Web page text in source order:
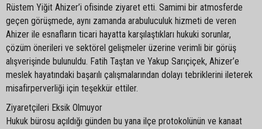
Rüstem Yiğit Ahizer’i ofisinde ziyaret etti. Samimi bir atmosferde
geçen görüşmede, aynı zamanda arabuluculuk hizmeti de veren
Ahizer ile esnafların ticari hayatta karşılaştıkları hukuki sorunlar,
çözüm önerileri ve sektörel gelişmeler üzerine verimli bir görüş
alışverişinde bulunuldu. Fatih Taştan ve Yakup Sarıçiçek, Ahizer’e
meslek hayatındaki başarılı çalışmalarından dolayı tebriklerini ileterek
misafirperverliği için teşekkür ettiler.
Ziyaretçileri Eksik Olmuyor
Hukuk bürosu açıldığı günden bu yana ilçe protokolünün ve kanaat